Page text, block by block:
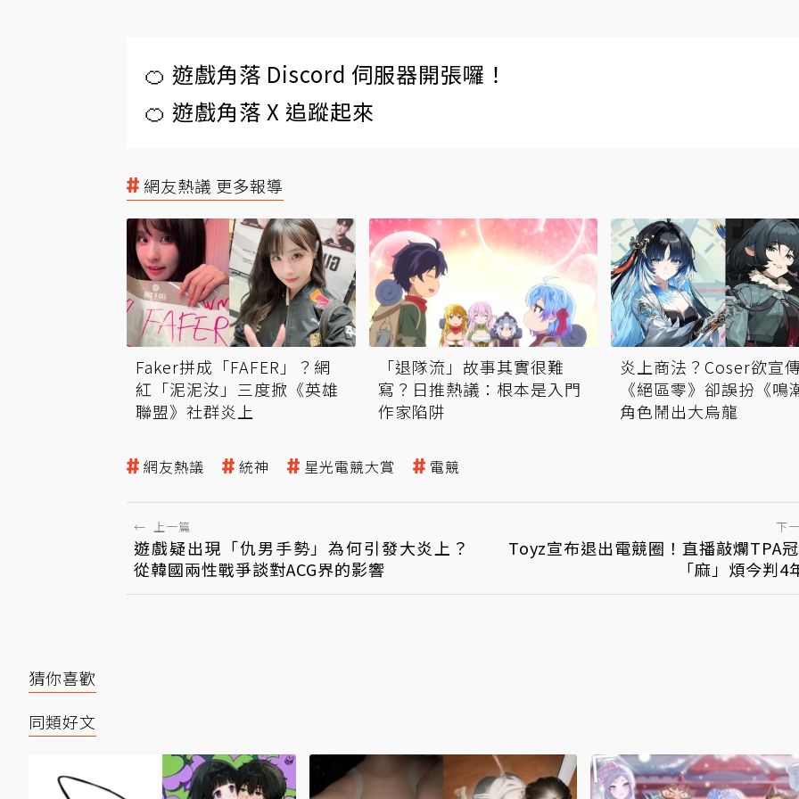
🍊 遊戲角落 Discord 伺服器開張囉！
🍊 遊戲角落 X 追蹤起來
網友熱議 更多報導
Faker拼成「FAFER」？網
紅「泥泥汝」三度掀《英雄
聯盟》社群炎上
「退隊流」故事其實很難
寫？日推熱議：根本是入門
作家陷阱
炎上商法？Coser欲宣
《絕區零》卻誤扮《鳴
角色鬧出大烏龍
網友熱議 統神 星光電競大賞 電競
← 上一篇
遊戲疑出現「仇男手勢」為何引發大炎上？
從韓國兩性戰爭談對ACG界的影響
下
Toyz宣布退出電競圈！直播敲爛TPA
「麻」煩今判4
猜你喜歡
同類好文